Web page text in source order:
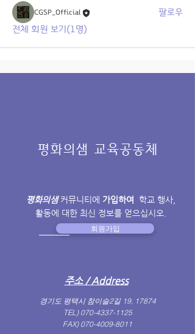
CGSP_Official
팔로우
전체 회원 보기(1명)
평화의샘 교육공동체
평화의샘커뮤니티에 가입하여
학교 행사,
활동에 대한 최신 정보를 얻으십시오.
회원가입
​주소 / Address
경기도 평택시 참이슬2길 19, 17874
TEL) 070-4337-1125
FAX) 070-4009-8011